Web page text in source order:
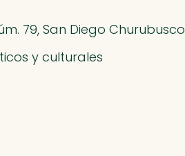
79, San Diego Churubusco
y culturales